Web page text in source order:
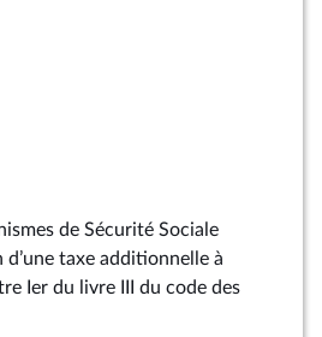
de Sécurité Sociale
taxe additionnelle à
Ier du livre III du code des